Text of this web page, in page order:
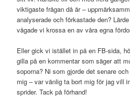
viktigaste frågan då är –
analyserade och förkastade den?
vågade vi krossa en av våra egna
Eller gick vi istället in på en FB-sida,
gilla på en kommentar som säger att
soporna? Ni som gjorde det senare
mig – var vänlig ta bort mig för jag vill
sprider. Tack på förhand!